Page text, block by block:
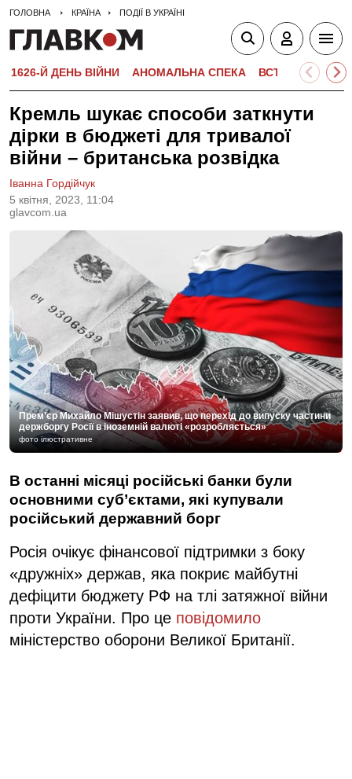
ГОЛОВНА КРАЇНА ПОДІЇ В УКРАЇНІ
1626-Й ДЕНЬ ВІЙНИ АНОМАЛЬНА СПЕКА ВСТУПНА
Кремль шукає способи заткнути
дірки в бюджеті для тривалої
війни – британська розвідка
5 квiтня, 2023, 11:04
glavcom.ua
Іванна Гордійчук
Прем’єр Михайло Мішустін заявив, що перехід до випуску частини
держборгу Росії в іноземній валюті «розробляється»
фото ілюстративне
В останні місяці російські банки були
основними суб’єктами, які купували
російський державний борг
Росія очікує фінансової підтримки з боку
«дружніх» держав, яка покриє майбутні
дефіцити бюджету РФ на тлі затяжної війни
проти України. Про це повідомило
міністерство оборони Великої Британії.